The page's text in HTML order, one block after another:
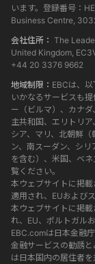
います。登録番号：
Business Centre,
会社住所： The
United Kingdom,
+44 20 3376 9662
地域制限： EBCは、
いかなるサービスも
ー（ビルマ）、カナ
主共和国、エリトリ
シア、マリ、北朝鮮
ン、南スーダン、シ
を含む）、米国、ベ
覧ください。
本ウェブサイトに掲
適用され、EUおよび
本ウェブサイトに掲
れ、EU、ポルトガル
EBC.comは日本金融
金融サービスの勧誘
は日本国内の居住者を